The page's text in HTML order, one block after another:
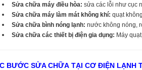
Sửa chữa máy điều hòa: sửa các lỗi như cục
Sửa chữa máy làm mát không khí: quạt
Sửa chữa bình nóng lạnh: nước không nóng,
Sửa chữa các thiết bị điện gia dụng: Máy
BƯỚC SỬA CHỮA TẠI CƠ ĐIỆN LẠNH